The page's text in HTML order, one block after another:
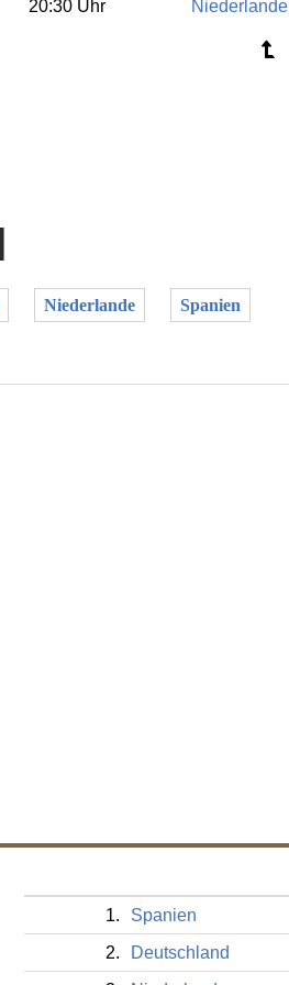
20:30 Uhr
Niederlande
Niederlande Spanien
1. Spanien
2.
Deutschland